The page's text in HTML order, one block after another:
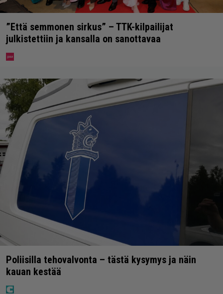
”Että semmonen sirkus” – TTK-kilpailijat
julkistettiin ja kansalla on sanottavaa
Poliisilla tehovalvonta – tästä kysymys ja näin
kauan kestää